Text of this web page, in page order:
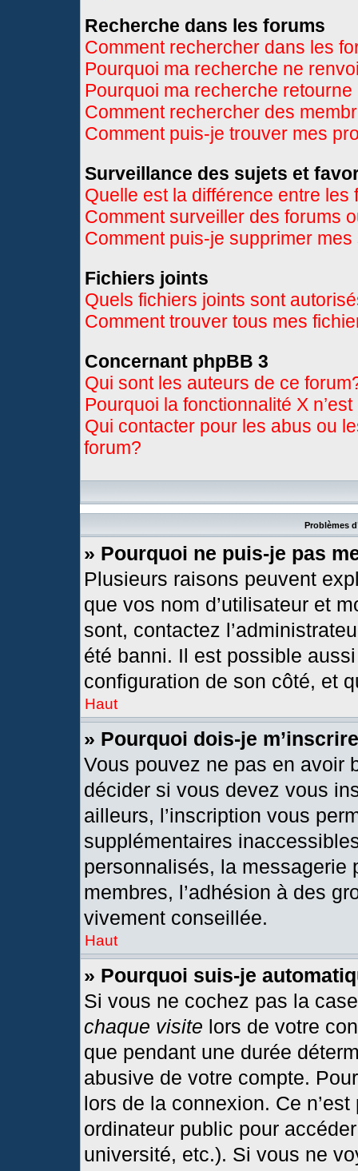
Recherche dans les forums
Comment rechercher dans les
Pourquoi ma recherche ne
Pourquoi ma recherche
Comment rechercher des
Comment puis-je trouver mes
Surveillance des sujets et
Quelle est la différence entre
Comment surveiller des forums
Comment puis-je supprimer
Fichiers joints
Quels fichiers joints sont
Comment trouver tous mes
Concernant phpBB 3
Qui sont les auteurs de ce
Pourquoi la fonctionnalité X
Qui contacter pour les abus ou
forum?
Problèmes
» Pourquoi ne puis-je pas
Plusieurs raisons peuvent
que vos nom d’utilisateur et
sont, contactez
été banni. Il est possible
configuration de son côté, et
Haut
» Pourquoi dois-je
Vous pouvez ne pas en avoir
décider si vous devez vous
ailleurs, l’inscription vous
supplémentaires
personnalisés, la messagerie
membres, l’adhésion à des
vivement conseillée.
Haut
» Pourquoi suis-je
Si vous ne cochez pas la
chaque visite lors de votre
que pendant une durée
abusive de votre compte.
lors de la connexion. Ce
ordinateur public pour
université, etc.). Si vous ne